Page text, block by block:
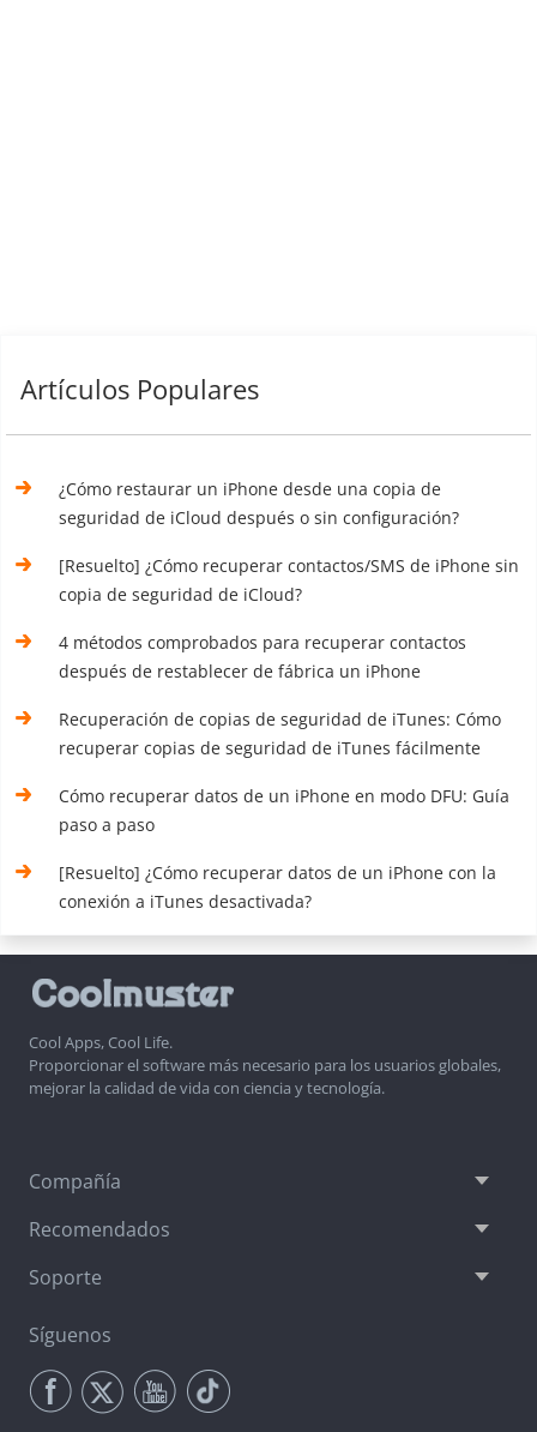
Artículos Populares
¿Cómo restaurar un iPhone desde una copia de
seguridad de iCloud después o sin configuración?
[Resuelto] ¿Cómo recuperar contactos/SMS de iPhone sin
copia de seguridad de iCloud?
4 métodos comprobados para recuperar contactos
después de restablecer de fábrica un iPhone
Recuperación de copias de seguridad de iTunes: Cómo
recuperar copias de seguridad de iTunes fácilmente
Cómo recuperar datos de un iPhone en modo DFU: Guía
paso a paso
[Resuelto] ¿Cómo recuperar datos de un iPhone con la
conexión a iTunes desactivada?
Cool Apps, Cool Life.
Proporcionar el software más necesario para los usuarios globales,
mejorar la calidad de vida con ciencia y tecnología.
Compañía
Recomendados
Soporte
Síguenos